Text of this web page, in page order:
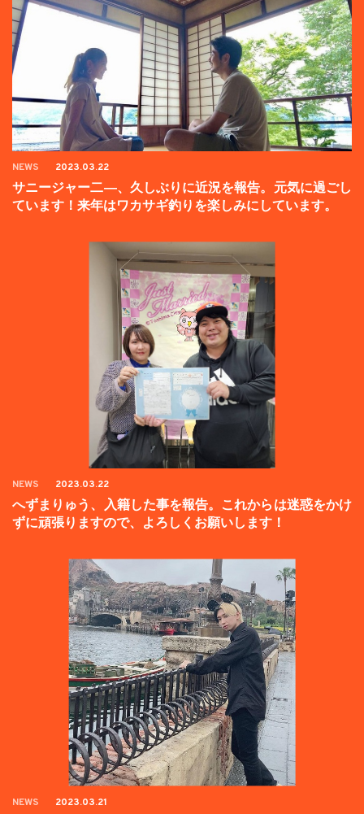
NEWS 2023.03.22
サニージャー二―、久しぶりに近況を報告。元気に過ごし
ています！来年はワカサギ釣りを楽しみにしています。
NEWS 2023.03.22
へずまりゅう、入籍した事を報告。これからは迷惑をかけ
ずに頑張りますので、よろしくお願いします！
NEWS 2023.03.21